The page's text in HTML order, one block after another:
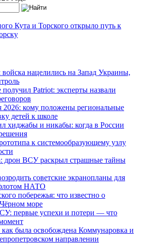
Кута и Торского открыло путь к
войска нацелились на Запад Украины,
Patriot: эксперты назвали
2026: кому положены региональные
детей к школе
хиджабы и никабы: когда в России
к системообразующему узлу
дрон ВСУ раскрыл страшные тайны
советские экранопланы для
НАТО
побережья: что известно о
море
первые успехи и потери — что
как была освобождена Коммунаровка и
направлении